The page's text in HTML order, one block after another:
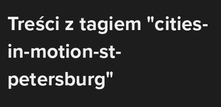
Treści z tagiem "cities-
in-motion-st-
petersburg"